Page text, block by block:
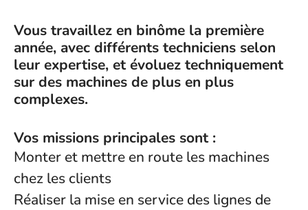
Vous travaillez en binôme la première
année, avec différents techniciens selon
leur expertise, et évoluez techniquement
sur des machines de plus en plus
complexes.
Vos missions principales sont :
Monter et mettre en route les machines
chez les clients
Réaliser la mise en service des lignes de